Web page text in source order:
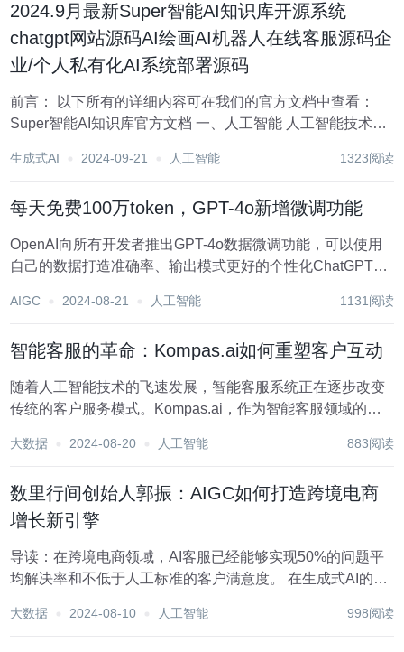
2024.9月最新Super智能AI知识库开源系统
chatgpt网站源码AI绘画AI机器人在线客服源码企
业/个人私有化AI系统部署源码
前言： 以下所有的详细内容可在我们的官方文档中查看：
Super智能AI知识库官方文档 一、人工智能 人工智能技术正
广泛的应用。它们不仅在科技创新方面表现出色，还在艺术
生成式AI 2024-09-21 人工智能 1323阅读
每天免费100万token，GPT-4o新增微调功能
OpenAI向所有开发者推出GPT-4o数据微调功能，可以使用
自己的数据打造准确率、输出模式更好的个性化ChatGPT助
数据微调功能，打造了特定的AI助手，使对话总结准确率提
AIGC 2024-08-21 人工智能 1131阅读
智能客服的革命：Kompas.ai如何重塑客户互动
随着人工智能技术的飞速发展，智能客服系统正在逐步改变
传统的客户服务模式。Kompas.ai，作为智能客服领域的先
业重塑客户互动方式，提升客户体验，同时降低服务成本。
大数据 2024-08-20 人工智能 883阅读
数里行间创始人郭振：AIGC如何打造跨境电商
增长新引擎
导读：在跨境电商领域，AI客服已经能够实现50%的问题平
均解决率和不低于人工标准的客户满意度。 在生成式AI的商
技术落地的先锋之一。 “我们的AI客服机器人，已经帮助知名
大数据 2024-08-10 人工智能 998阅读